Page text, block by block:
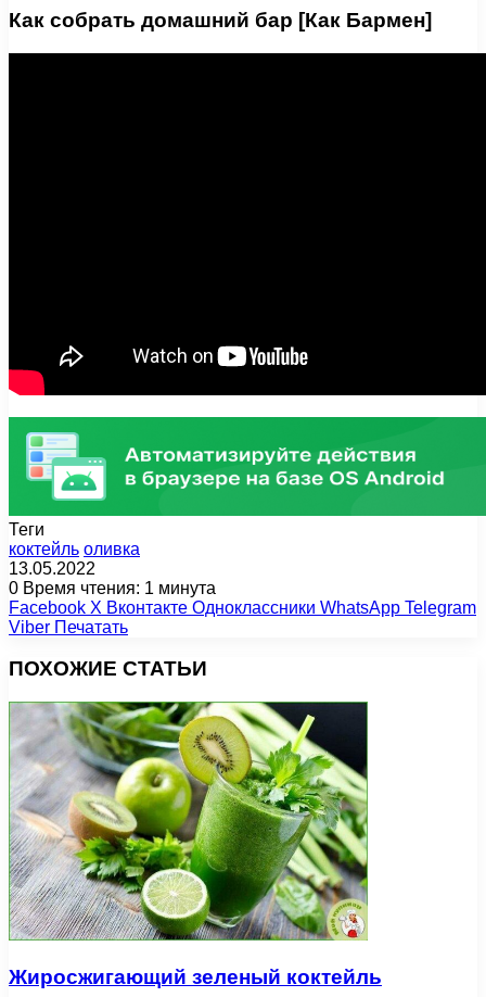
Как собрать домашний бар [Как Бармен]
Теги
коктейль оливка
13.05.2022
0 Время чтения: 1 минута
Facebook X Вконтакте Одноклассники WhatsApp Telegram
Viber Печатать
ПОХОЖИЕ СТАТЬИ
Жиросжигающий зеленый коктейль